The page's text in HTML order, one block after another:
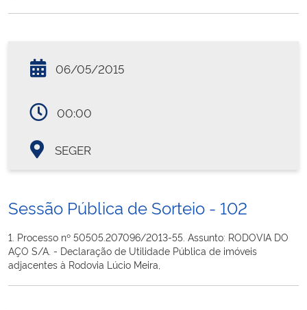
06/05/2015
00:00
SEGER
Sessão Pública de Sorteio - 102
1. Processo nº 50505.207096/2013-55. Assunto: RODOVIA DO
AÇO S/A. - Declaração de Utilidade Pública de imóveis
adjacentes à Rodovia Lúcio Meira,